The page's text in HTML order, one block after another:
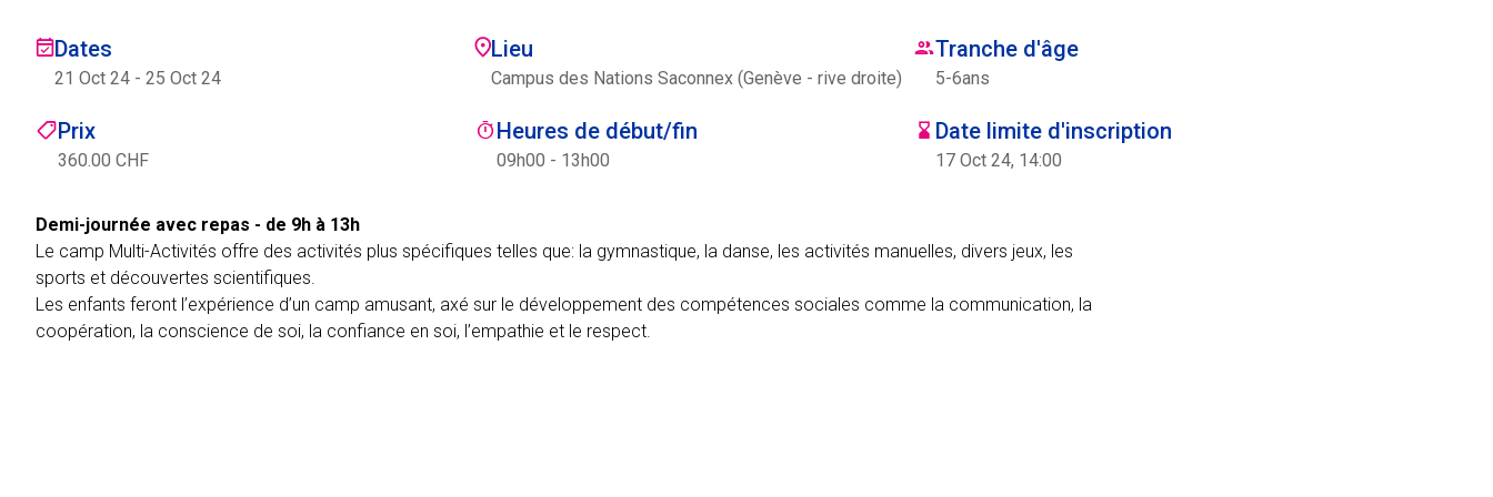
Dates
21 Oct 24 - 25 Oct 24
Lieu
Campus des Nations Saconnex (Genève - rive droite)
Tranche d'âge
5-6ans
Prix
360.00 CHF
Heures de début/fin
09h00 - 13h00
Date limite d'inscription
17 Oct 24, 14:00
Demi-journée avec repas - de 9h à 13h
Le camp Multi-Activités offre des activités plus spécifiques telles que: la gymnastique, la danse, les activités manuelles, divers jeux, les
sports et découvertes scientifiques.
Les enfants feront l’expérience d’un camp amusant, axé sur le développement des compétences sociales comme la communication, la
coopération, la conscience de soi, la confiance en soi, l’empathie et le respect.